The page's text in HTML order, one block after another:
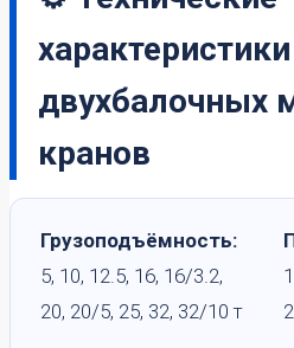
характеристики
двухбалочных
кранов
Грузоподъёмность:
5, 10, 12.5, 16, 16/3.2,
20, 20/5, 25, 32, 32/10 т